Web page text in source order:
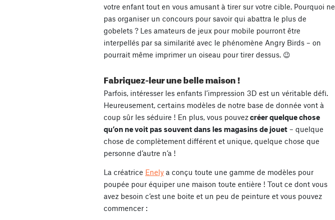
votre enfant tout en vous amusant à tirer sur votre cible. Pourquoi ne
pas organiser un concours pour savoir qui abattra le plus de
gobelets ? Les amateurs de jeux pour mobile pourront être
interpellés par sa similarité avec le phénomène Angry Birds – on
pourrait même imprimer un oiseau pour tirer dessus. 😉
Fabriquez-leur une belle maison !
Parfois, intéresser les enfants l’impression 3D est un véritable défi.
Heureusement, certains modèles de notre base de donnée vont à
coup sûr les séduire ! En plus, vous pouvezcréer quelque chose
qu’on ne voit pas souvent dans les magasins de jouet – quelque
chose de complètement différent et unique, quelque chose que
personne d’autre n’a !
La créatrice Enely a conçu toute une gamme de modèles pour
poupée pour équiper une maison toute entière ! Tout ce dont vous
avez besoin c’est une boite et un peu de peinture et vous pouvez
commencer :